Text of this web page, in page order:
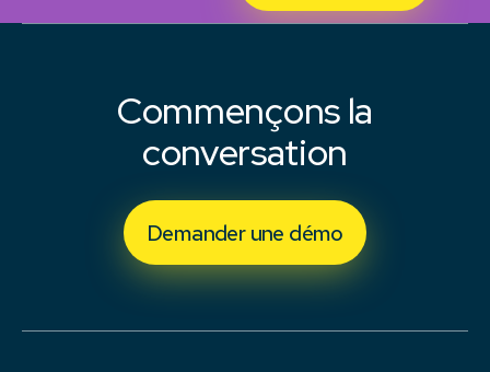
Commençons la
conversation
Demander une démo